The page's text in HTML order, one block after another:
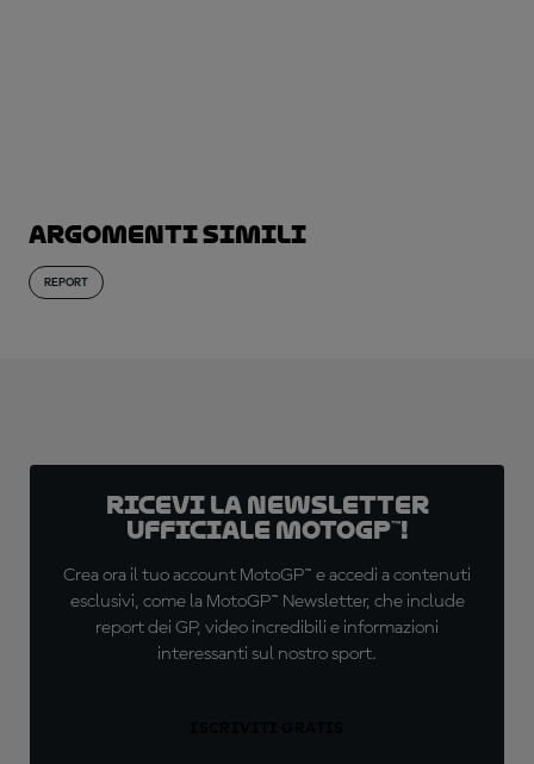
Argomenti simili
REPORT
Ricevi la newsletter
ufficiale MotoGP™!
Crea ora il tuo account MotoGP™ e accedi a contenuti
esclusivi, come la MotoGP™ Newsletter, che include
report dei GP, video incredibili e informazioni
interessanti sul nostro sport.